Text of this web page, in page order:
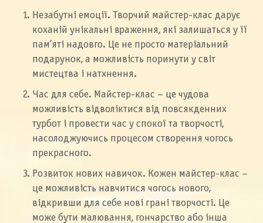
Незабутні емоції. Творчий майстер-клас дарує
коханій унікальні враження, які залишаться у її
пам’яті надовго. Це не просто матеріальний
подарунок, а можливість поринути у світ
мистецтва і натхнення.
Час для себе. Майстер-клас – це чудова
можливість відволіктися від повсякденних
турбот і провести час у спокої та творчості,
насолоджуючись процесом створення чогось
прекрасного.
Розвиток нових навичок. Кожен майстер-клас –
це можливість навчитися чогось нового,
відкривши для себе нові грані творчості. Це
може бути малювання, гончарство або інша